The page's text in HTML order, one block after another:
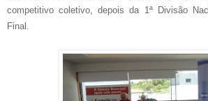
competitivo coletivo, depois da 1ª Divisão
Final.